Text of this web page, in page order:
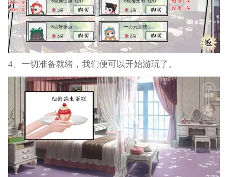
4、一切准备就绪，我们便可以开始游玩了。